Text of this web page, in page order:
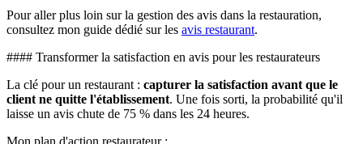
Pour aller plus loin sur la gestion des avis dans la restauration,
consultez mon guide dédié sur les avis restaurant.
#### Transformer la satisfaction en avis pour les restaurateurs
La clé pour un restaurant : capturer la satisfaction avant que le
client ne quitte l'établissement. Une fois sorti, la probabilité qu'il
laisse un avis chute de 75 % dans les 24 heures.
Mon plan d'action restaurateur :